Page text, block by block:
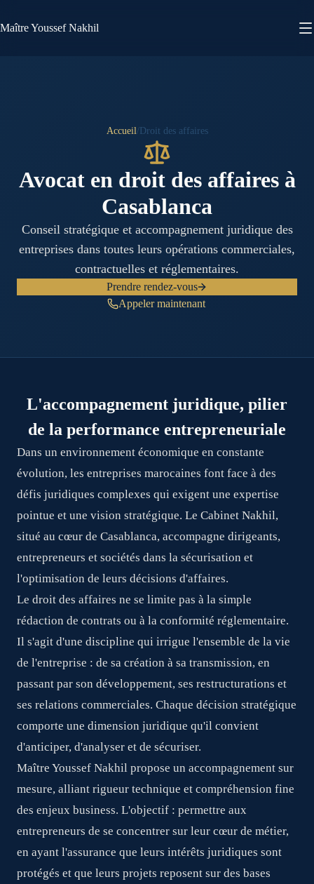
Maître Youssef Nakhil
Accueil/Droit des affaires
Avocat en droit des affaires à
Casablanca
Conseil stratégique et accompagnement juridique des
entreprises dans toutes leurs opérations commerciales,
contractuelles et réglementaires.
Prendre rendez-vous
Appeler maintenant
L'accompagnement juridique, pilier
de la performance entrepreneuriale
Dans un environnement économique en constante
évolution, les entreprises marocaines font face à des
défis juridiques complexes qui exigent une expertise
pointue et une vision stratégique. Le Cabinet Nakhil,
situé au cœur de Casablanca, accompagne dirigeants,
entrepreneurs et sociétés dans la sécurisation et
l'optimisation de leurs décisions d'affaires.
Le droit des affaires ne se limite pas à la simple
rédaction de contrats ou à la conformité réglementaire.
Il s'agit d'une discipline qui irrigue l'ensemble de la vie
de l'entreprise : de sa création à sa transmission, en
passant par son développement, ses restructurations et
ses relations commerciales. Chaque décision stratégique
comporte une dimension juridique qu'il convient
d'anticiper, d'analyser et de sécuriser.
Maître Youssef Nakhil propose un accompagnement sur
mesure, alliant rigueur technique et compréhension fine
des enjeux business. L'objectif : permettre aux
entrepreneurs de se concentrer sur leur cœur de métier,
en ayant l'assurance que leurs intérêts juridiques sont
protégés et que leurs projets reposent sur des bases